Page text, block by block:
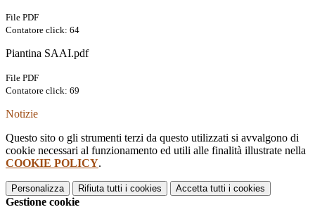
File PDF
Contatore click: 64
Piantina SAAI.pdf
File PDF
Contatore click: 69
Notizie
Questo sito o gli strumenti terzi da questo utilizzati si avvalgono di
cookie necessari al funzionamento ed utili alle finalità illustrate nella
COOKIE POLICY.
Personalizza Rifiuta tutti i cookies Accetta tutti i cookies
Gestione cookie